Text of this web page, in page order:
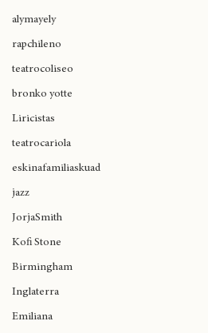
mikaela
alymayely
rapchileno
teatrocoliseo
bronko yotte
Liricistas
teatrocariola
eskinafamiliaskuad
jazz
JorjaSmith
Kofi Stone
Birmingham
Inglaterra